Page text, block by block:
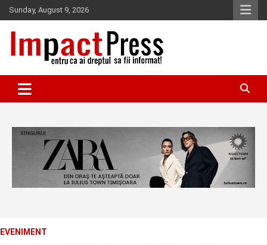
Skip
to
content
Sunday, August 9, 2026
IMPACTPRESS
EVENIMENT